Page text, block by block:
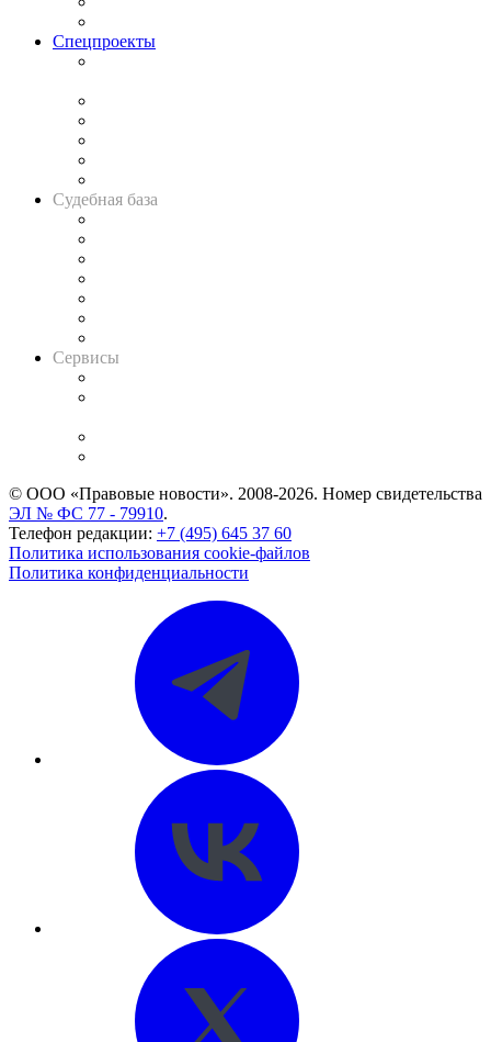
Спецпроекты
Судебная база
Сервисы
© ООО «Правовые новости». 2008-2026. Номер свидетельства
ЭЛ № ФС 77 - 79910.
Телефон редакции: +7 (495) 645 37 60
Политика использования cookie-файлов
Политика конфиденциальности